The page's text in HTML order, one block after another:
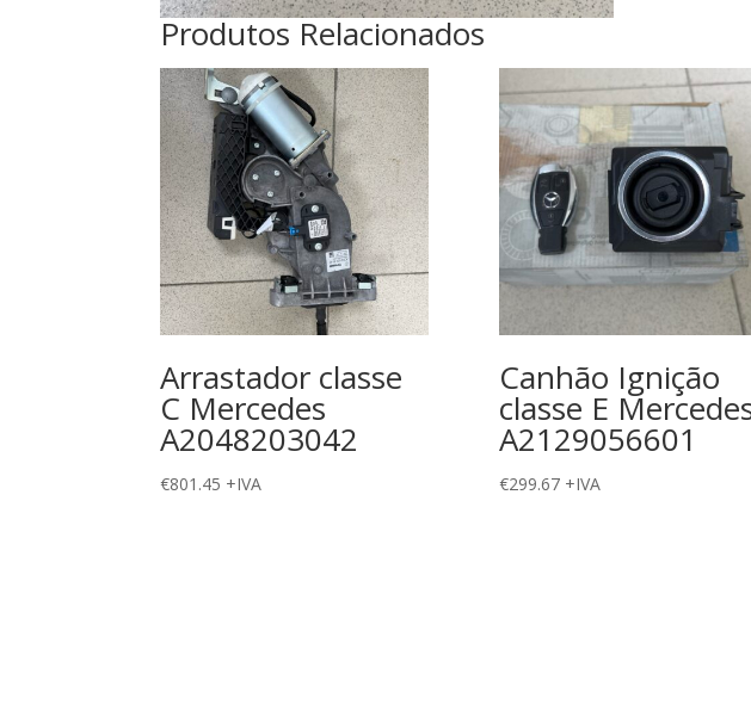
Produtos Relacionados
Arrastador classe
C Mercedes
A2048203042
€801.45 +IVA
Canhão Ignição
classe E
A2129056601
€299.67 +IVA